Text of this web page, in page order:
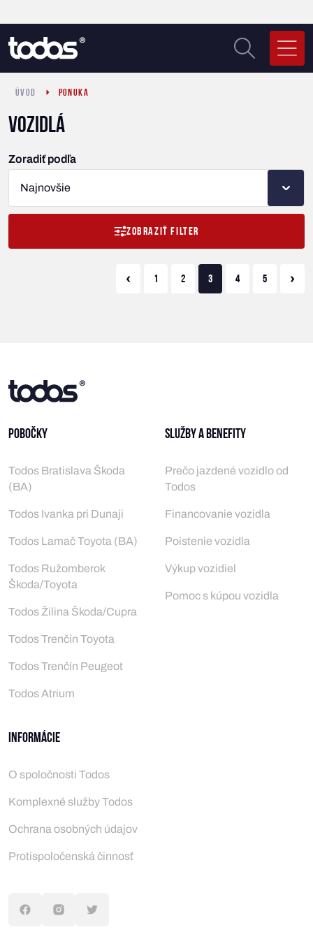
ÚVOD PONUKA
Vozidlá
Zoradiť podľa
Najnovšie
ZOBRAZIŤ FILTER
‹ 1 2 3 4 5 ›
Pobočky
Todos Bratislava Škoda
(BA)
Todos Ivanka pri Dunaji
Todos Lamač Toyota (BA)
Todos Ružomberok
Škoda/Toyota
Todos Žilina Škoda/Cupra
Todos Trenčín Toyota
Todos Trenčín Peugeot
Todos Atrium
Služby a benefity
Prečo jazdené vozidlo od
Todos
Financovanie vozidla
Poistenie vozidla
Výkup vozidiel
Pomoc s kúpou vozidla
Informácie
O spoločnosti Todos
Komplexné služby Todos
Ochrana osobných údajov
Protispoločenská činnosť